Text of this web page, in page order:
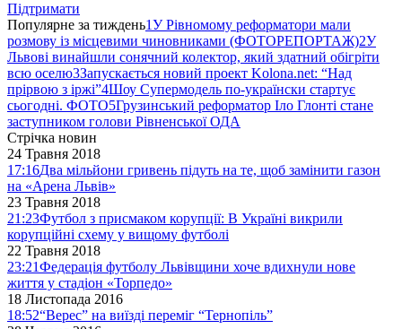
Підтримати
Популярне за тиждень1У Рівномому реформатори мали
розмову із місцевими чиновниками (ФОТОРЕПОРТАЖ)2У
Львові винайшли сонячний колектор, який здатний обігріти
всю оселю3Запускається новий проект Kolona.net: “Над
прірвою з іржі”4Шоу Супермодель по-українски стартує
сьогодні. ФОТО5Грузинський реформатор Іло Глонті стане
заступником голови Рівненської ОДА
Стрічка новин
24 Травня 2018
17:16Два мільйони гривень підуть на те, щоб замінити газон
на «Арена Львів»
23 Травня 2018
21:23Футбол з присмаком корупції: В Україні викрили
корупційні схему у вищому футболі
22 Травня 2018
23:21Федерація футболу Львівщини хоче вдихнули нове
життя у стадіон «Торпедо»
18 Листопада 2016
18:52“Верес” на виїзді переміг “Тернопіль”